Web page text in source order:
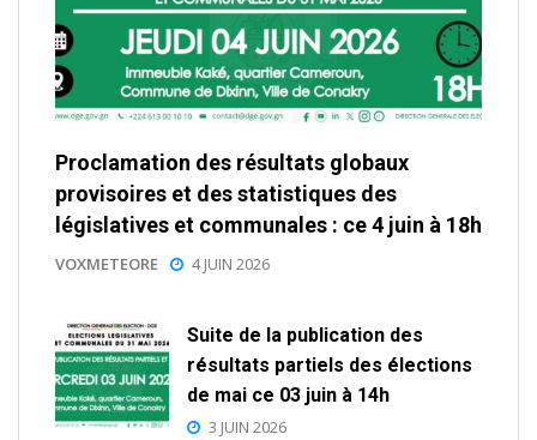
Proclamation des résultats globaux
provisoires et des statistiques des
législatives et communales : ce 4 juin à 18h
VOXMETEORE 4 JUIN 2026
Suite de la publication des
résultats partiels des élections
de mai ce 03 juin à 14h
3 JUIN 2026